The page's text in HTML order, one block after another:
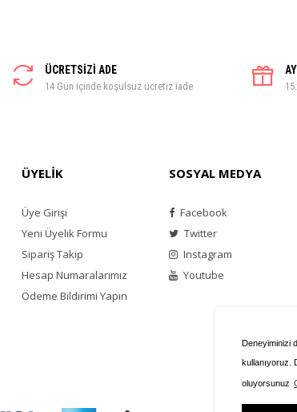
Deneyiminizi
kullanıyoruz.
oluyorsunuz
ÜCRETSİZİ ADE
14 Gün içinde koşulsuz ücretiz iade
ÜYELİK
Üye Girişi
Yeni Üyelik Formu
Sipariş Takip
Hesap Numaralarımız
Ödeme Bildirimi Yapın
SOSYAL MEDYA
Facebook
Twitter
Instagram
Youtube